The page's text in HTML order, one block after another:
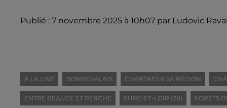
Publié : 7 novembre 2025 à 10h07 par Ludovic
A LA UNE BONNEVALAIS CHARTRES & SA RÉGION
ENTRE BEAUCE ET PERCHE EURE-ET-LOIR (28) FORÊTS